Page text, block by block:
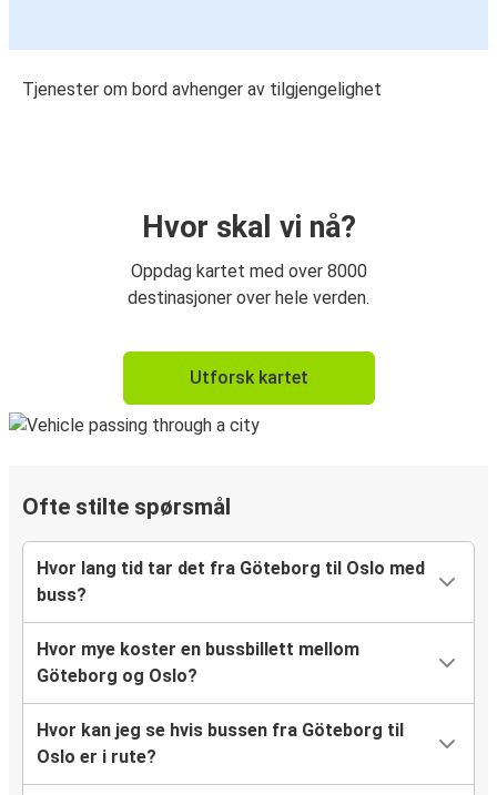
Tjenester om bord avhenger av tilgjengelighet
Hvor skal vi nå?
Oppdag kartet med over 8000
destinasjoner over hele verden.
Utforsk kartet
Ofte stilte spørsmål
Hvor lang tid tar det fra Göteborg til Oslo med
buss?
Hvor mye koster en bussbillett mellom
Göteborg og Oslo?
Hvor kan jeg se hvis bussen fra Göteborg til
Oslo er i rute?